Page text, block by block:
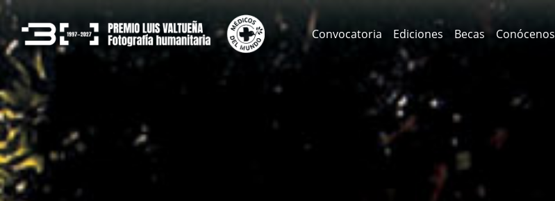
Convocatoria
Ediciones Becas Conócenos